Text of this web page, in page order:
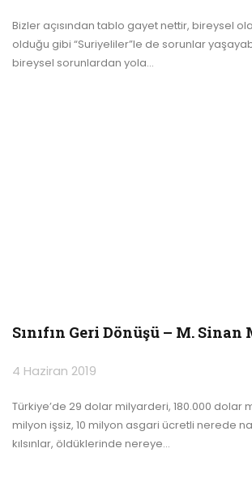
Bizler açısından tablo gayet nettir, bireysel
olduğu gibi “Suriyeliler”le de sorunlar
bireysel sorunlardan yola…
Sınıfın Geri Dönüşü – M. Sinan
4 Haziran 2019
Türkiye’de 29 dolar milyarderi, 180.000 dolar
milyon işsiz, 10 milyon asgari ücretli nerede
kılsınlar, öldüklerinde nereye…